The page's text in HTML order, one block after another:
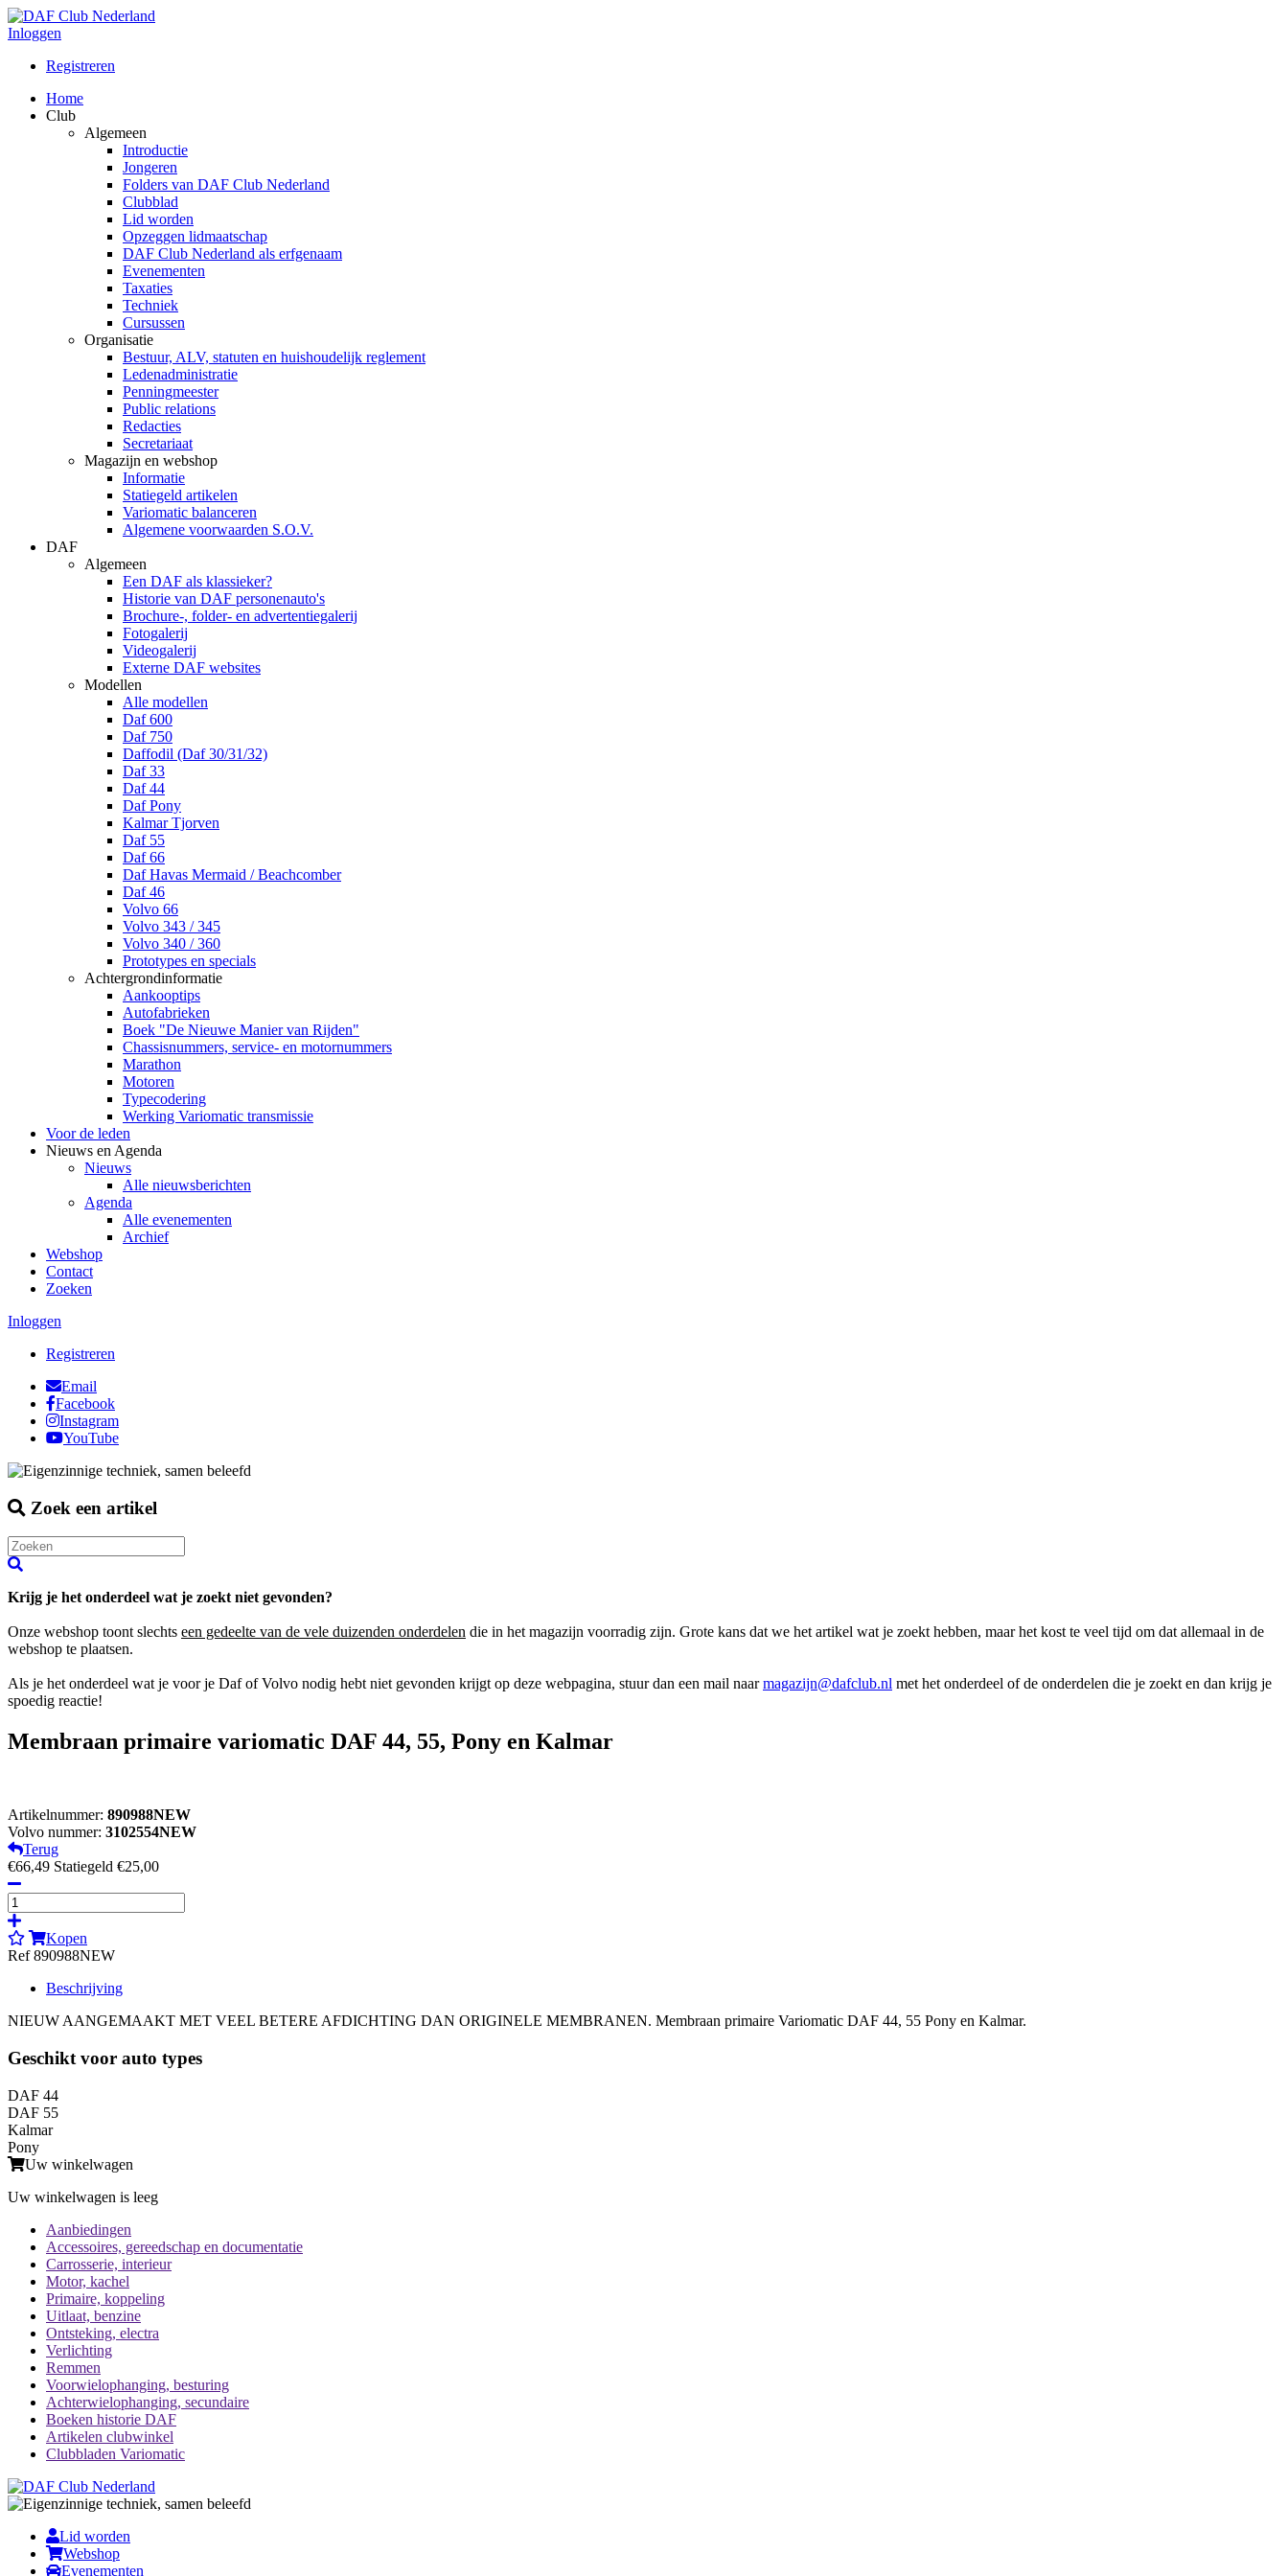
Inloggen
Registreren
Home
Club
Algemeen
Introductie
Jongeren
Folders van DAF Club Nederland
Clubblad
Lid worden
Opzeggen lidmaatschap
DAF Club Nederland als erfgenaam
Evenementen
Taxaties
Techniek
Cursussen
Organisatie
Bestuur, ALV, statuten en huishoudelijk reglement
Ledenadministratie
Penningmeester
Public relations
Redacties
Secretariaat
Magazijn en webshop
Informatie
Statiegeld artikelen
Variomatic balanceren
Algemene voorwaarden S.O.V.
DAF
Algemeen
Een DAF als klassieker?
Historie van DAF personenauto's
Brochure-, folder- en advertentiegalerij
Fotogalerij
Videogalerij
Externe DAF websites
Modellen
Alle modellen
Daf 600
Daf 750
Daffodil (Daf 30/31/32)
Daf 33
Daf 44
Daf Pony
Kalmar Tjorven
Daf 55
Daf 66
Daf Havas Mermaid / Beachcomber
Daf 46
Volvo 66
Volvo 343 / 345
Volvo 340 / 360
Prototypes en specials
Achtergrondinformatie
Aankooptips
Autofabrieken
Boek "De Nieuwe Manier van Rijden"
Chassisnummers, service- en motornummers
Marathon
Motoren
Typecodering
Werking Variomatic transmissie
Voor de leden
Nieuws en Agenda
Nieuws
Alle nieuwsberichten
Agenda
Alle evenementen
Archief
Webshop
Contact
Zoeken
Inloggen
Registreren
Email
Facebook
Instagram
YouTube
Zoek een artikel
Krijg je het onderdeel wat je zoekt niet gevonden?
Onze webshop toont slechts een gedeelte van de vele duizenden onderdelen die in het magazijn voorradig zijn. Grote kans dat we het artikel wat je zoekt hebben, maar het kost te veel tijd om dat allemaal in de
webshop te plaatsen.
Als je het onderdeel wat je voor je Daf of Volvo nodig hebt niet gevonden krijgt op deze webpagina, stuur dan een mail naarmagazijn@dafclub.nl met het onderdeel of de onderdelen die je zoekt en dan krijg je
spoedig reactie!
Membraan primaire variomatic DAF 44, 55, Pony en Kalmar
Artikelnummer: 890988NEW
Volvo nummer: 3102554NEW
Terug
€66,49 Statiegeld €25,00
Kopen
Ref 890988NEW
Beschrijving
NIEUW AANGEMAAKT MET VEEL BETERE AFDICHTING DAN ORIGINELE MEMBRANEN. Membraan primaire Variomatic DAF 44, 55 Pony en Kalmar.
Geschikt voor auto types
DAF 44
DAF 55
Kalmar
Pony
Uw winkelwagen
Uw winkelwagen is leeg
Aanbiedingen
Accessoires, gereedschap en documentatie
Carrosserie, interieur
Motor, kachel
Primaire, koppeling
Uitlaat, benzine
Ontsteking, electra
Verlichting
Remmen
Voorwielophanging, besturing
Achterwielophanging, secundaire
Boeken historie DAF
Artikelen clubwinkel
Clubbladen Variomatic
Lid worden
Webshop
Evenementen